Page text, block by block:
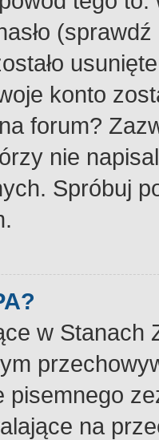
konto
forum?
nie
Spróbuj
w Stanach
pisemnego
na